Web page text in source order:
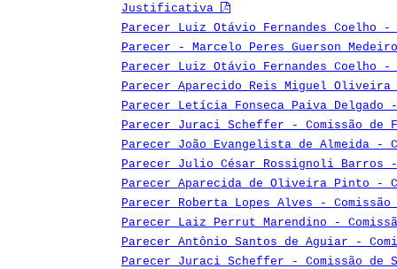
Justificativa
Parecer Luiz Otávio Fernandes Coelho
Parecer - Marcelo Peres Guerson
Parecer Luiz Otávio Fernandes Coelho
Parecer Aparecido Reis Miguel
Parecer Letícia Fonseca Paiva
Parecer Juraci Scheffer - Comissão de
Parecer João Evangelista de Almeida -
Parecer Julio César Rossignoli Barros
Parecer Aparecida de Oliveira Pinto -
Parecer Roberta Lopes Alves -
Parecer Laiz Perrut Marendino -
Parecer Antônio Santos de Aguiar -
Parecer Juraci Scheffer - Comissão de